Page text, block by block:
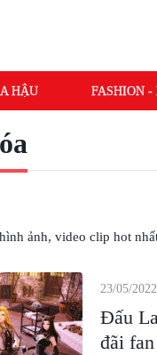
HẬU FASHION -
ảnh, video clip hot
Đấu
đãi
23/05/